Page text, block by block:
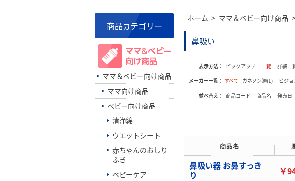
ホーム > ママ＆ベビー向け商品 >
鼻吸い
表示方法： ピックアップ 一覧
詳細一
メーカー一覧： すべて カネソン㈱(1)
ピジ
並べ替え： 商品コード 商品名 発売日
商品名
鼻吸い器 お鼻すっき
り ￥
商品カテゴリー
ママ＆ベビー向け商品
ママ向け商品
ベビー向け商品
清浄綿
ウエットシート
赤ちゃんのおしり
ふき
ベビーケア